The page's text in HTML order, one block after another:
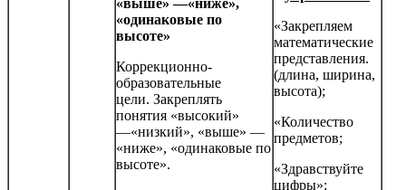
«выше» —«ниже»,
«одинаковые по
высоте»
Коррекционно-
образовательные
цели. Закреплять
понятия «высокий»
—«низкий», «вы­ше» —
«ниже», «одинаковые по
высоте».
«Закрепляем
математические
представления.
(длина, ширина,
высота);
«Количество
предметов;
«Здравствуйте
цифры»;